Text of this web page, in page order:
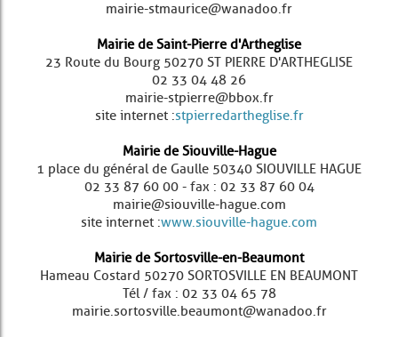
mairie-stmaurice@wanadoo.fr
Mairie de Saint-Pierre d'Artheglise
23 Route du Bourg 50270 ST PIERRE D'ARTHEGLISE
02 33 04 48 26
mairie-stpierre@bbox.fr
site internet :stpierredartheglise.fr
Mairie de Siouville-Hague
1 place du général de Gaulle 50340 SIOUVILLE HAGUE
02 33 87 60 00 - fax : 02 33 87 60 04
mairie@siouville-hague.com
site internet :www.siouville-hague.com
Mairie de Sortosville-en-Beaumont
Hameau Costard 50270 SORTOSVILLE EN BEAUMONT
Tél / fax : 02 33 04 65 78
mairie.sortosville.beaumont@wanadoo.fr